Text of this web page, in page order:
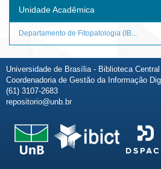
Unidade Acadêmica
Departamento de Fitopatologia (IB...
Universidade de Brasília - Biblioteca Central
Coordenadoria de Gestão da Informação
(61) 3107-2683
repositorio@unb.br